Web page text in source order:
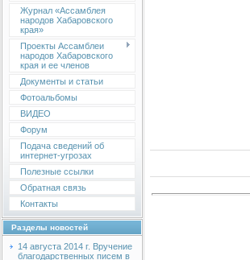
Журнал «Ассамблея
народов Хабаровского
края»
Проекты Ассамблеи
народов Хабаровского
края и ее членов
Документы и статьи
Фотоальбомы
ВИДЕО
Форум
Подача сведений об
интернет-угрозах
Полезные ссылки
Обратная связь
Контакты
Разделы новостей
14 августа 2014 г. Вручение
благодарственных писем в